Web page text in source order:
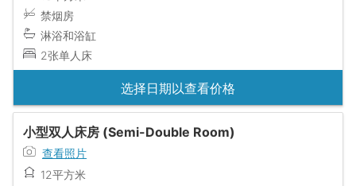
禁烟房
淋浴和浴缸
2张单人床
选择日期以查看价格
小型双人床房 (Semi-Double Room)
查看照片
12平方米